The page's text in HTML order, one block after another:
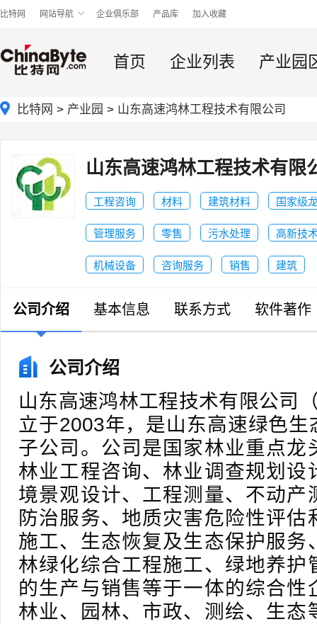
比特网 网站导航 企业俱乐部 产品库 加入收藏
首页 企业列表 产业园
比特网 > 产业园 > 山东高速鸿林工程技术有限公司
山东高速鸿林工程技术有限
工程咨询 材料 建筑材料 国家级
管理服务 零售 污水处理 高新技
机械设备 咨询服务 销售 建筑
公司介绍 基本信息 联系方式 软件著作
公司介绍
山东高速鸿林工程技术有限公司
立于2003年，是山东高速绿色
子公司。公司是国家林业重点龙
林业工程咨询、林业调查规划设
境景观设计、工程测量、不动产
防治服务、地质灾害危险性评估
施工、生态恢复及生态保护服务
林绿化综合工程施工、绿地养护
的生产与销售等于一体的综合性
林业、园林、市政、测绘、生态